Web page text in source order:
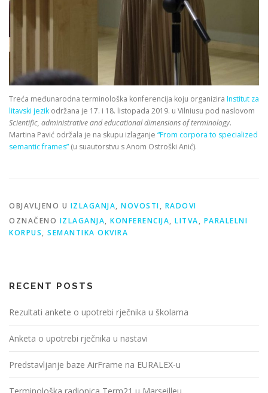
Treća međunarodna terminološka konferencija koju organizira Institut za
litavski jezik održana je 17. i 18. listopada 2019. u Vilniusu pod naslovom
Scientific, administrative and educational dimensions of terminology.
Martina Pavić održala je na skupu izlaganje “From corpora to specialized
semantic frames” (u suautorstvu s Anom Ostroški Anić).
OBJAVLJENO U IZLAGANJA, NOVOSTI, RADOVI
OZNAČENO IZLAGANJA, KONFERENCIJA, LITVA, PARALELNI
KORPUS, SEMANTIKA OKVIRA
RECENT POSTS
Rezultati ankete o upotrebi rječnika u školama
Anketa o upotrebi rječnika u nastavi
Predstavljanje baze AirFrame na EURALEX-u